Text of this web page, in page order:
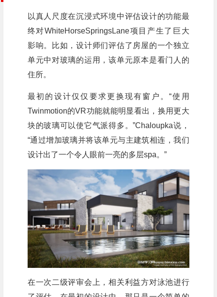
以真人尺度在沉浸式环境中评估设计的功能最
终对WhiteHorseSpringsLane项目产生了巨大
影响。比如，设计师们评估了房屋的一个独立
单元中对玻璃的运用，该单元原本是看门人的
住所。
最初的设计仅仅要求更换现有窗户。“使用
Twinmotion的VR功能就能明显看出，换用更大
块的玻璃可以使它气派得多。”Chaloupka说，
“通过增加玻璃并将该单元与主建筑相连，我们
设计出了一个令人眼前一亮的多层spa。”
在一次二级评审会上，相关利益方对泳池进行